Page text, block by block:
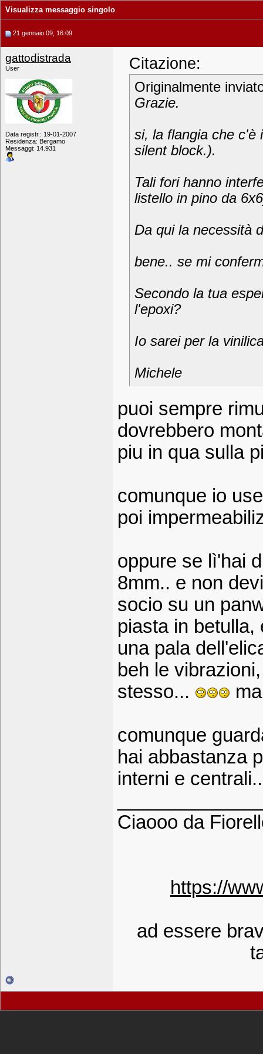
Visualizza messaggio singolo
21 gennaio 09, 16:09
gattodistrada
User
Data registr.: 19-01-2007
Residenza: Bergamo
Messaggi: 14.931
Citazione:
Originalmente
Grazie.
si, la flangia che c'è
silent block.).
Tali fori hanno
listello in pino da
Da qui la necessità
bene.. se mi
Secondo la tua
l'epoxi?
Io sarei per la
Michele
puoi sempre
dovrebbero
piu in qua sulla
comunque io
poi
oppure se lì'hai
8mm.. e non
socio su un
piasta in
una pala
beh le
stesso...
comunque
hai abbastanza
interni e
Ciaooo da
https://
ad essere